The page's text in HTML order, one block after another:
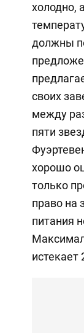
холодно,
должны
своих
между
пяти
хорошо
только
право на
питания
истекает